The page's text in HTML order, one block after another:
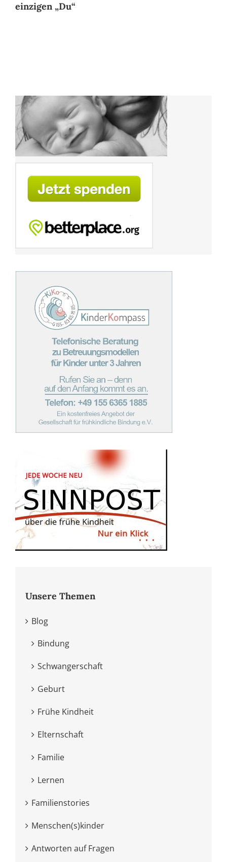
einzigen „Du“
Unsere Themen
Blog
Bindung
Schwangerschaft
Geburt
Frühe Kindheit
Elternschaft
Familie
Lernen
Familienstories
Menschen(s)kinder
Antworten auf Fragen